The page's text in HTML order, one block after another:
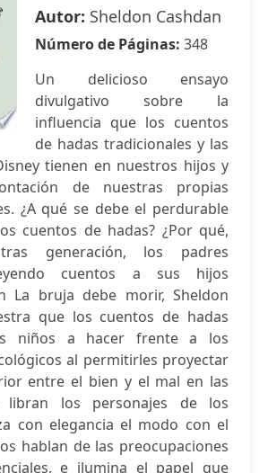
Autor: Sheldon Cashdan
Número de Páginas: 348
Un delicioso ensayo
divulgativo sobre la
influencia que los cuentos
de hadas tradicionales y las
tienen en nuestros hijos y
de nuestras propias
¿A qué se debe el perdurable
cuentos de hadas? ¿Por qué,
generación, los padres
cuentos a sus hijos
La bruja debe morir, Sheldon
que los cuentos de hadas
niños a hacer frente a los
al permitirles proyectar
entre el bien y el mal en las
libran los personajes de los
con elegancia el modo con el
hablan de las preocupaciones
e ilumina el papel que